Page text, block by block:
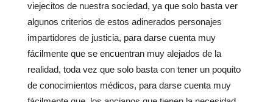
viejecitos de nuestra sociedad, ya que solo basta ver
algunos criterios de estos adinerados personajes
impartidores de justicia, para darse cuenta muy
fácilmente que se encuentran muy alejados de la
realidad, toda vez que solo basta con tener un poquito
de conocimientos médicos, para darse cuenta muy